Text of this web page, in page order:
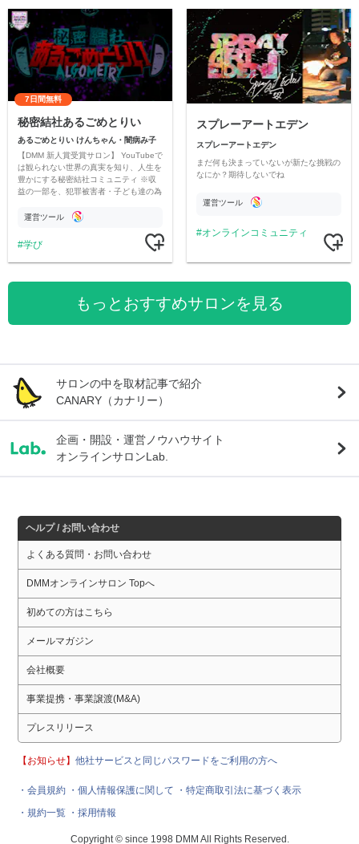
7日間無料
秘密結社あるごめとりい
あるごめとりい けんちゃん・闇病み子
【DMM 新人賞受賞サロン】 YouTubeで
は観られない世界の真実を知り、人生を
豊かにする秘密結社コミュニティ ※収
益の一部を、犯罪被害者・子ども達の為
す運営ツール
学び
スプレーアートエデン
スプレーアートエデン
まだ何も決まっていないが新たな挑戦の
なにか？期待しないでね
運営ツール
オンラインコミュニティ
もっとおすすめサロンを見る
サロンの中を取材記事で紹介
CANARY（カナリー）
企画・開設・運営ノウハウサイト
オンラインサロンLab.
ヘルプ / お問い合わせ
よくある質問・お問い合わせ
DMMオンラインサロン Topへ
初めての方はこちら
メールマガジン
会社概要
事業提携・事業譲渡(M&A)
プレスリリース
【お知らせ】他社サービスと同じパスワードをご利用の方へ
・会員規約 ・個人情報保護に関して
・特定商取引法に基づく表示
・規約一覧 ・採用情報
Copyright © since 1998 DMM All Rights Reserved.